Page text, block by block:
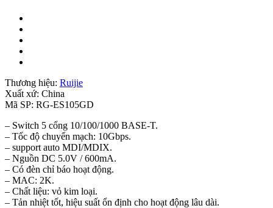
Thương hiệu: Ruijie
Xuất xứ: China
Mã SP: RG-ES105GD
– Switch 5 cổng 10/100/1000 BASE-T.
– Tốc độ chuyển mạch: 10Gbps.
– support auto MDI/MDIX.
– Nguồn DC 5.0V / 600mA.
– Có đèn chỉ báo hoạt động.
– MAC: 2K.
– Chất liệu: vỏ kim loại.
– Tản nhiệt tốt, hiệu suất ổn định cho hoạt động lâu dài.